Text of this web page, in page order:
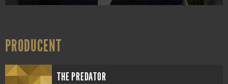
PRODUCENT
THE PREDATOR